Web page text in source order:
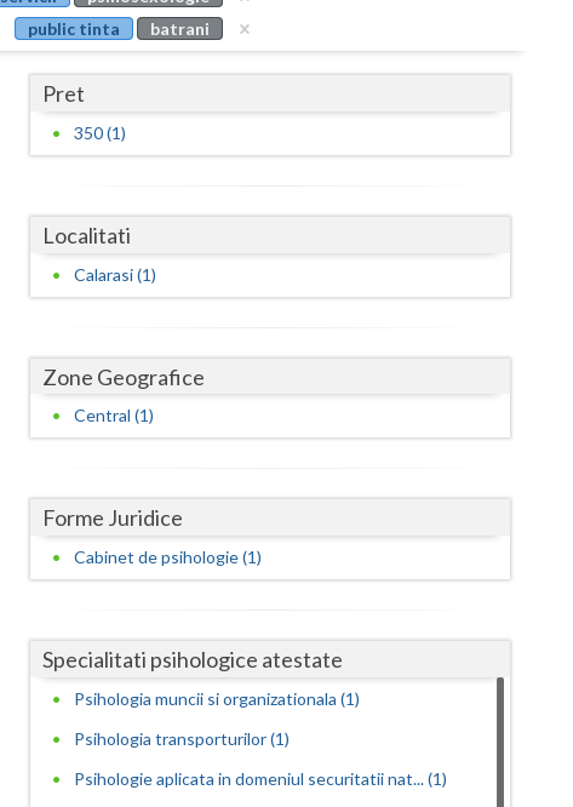
Buzau
Cluj
Covasna
Dambovita
Dolj
Galati
Gorj
Harghita
Ialomita
Iasi
Ilfov
Maramures
public tinta
batrani
Pret
350 (1)
Localitati
Calarasi (1)
Zone Geografice
Central (1)
Forme Juridice
Cabinet de psihologie (1)
Specialitati psihologice atestate
Psihologia muncii si organizationala (1)
Psihologia transporturilor (1)
Psihologie aplicata in domeniul securitatii nat... (1)